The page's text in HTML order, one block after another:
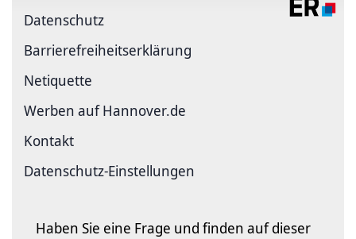
Datenschutz
Barriere­freiheits­erklärung
Netiquette
Werben auf Hannover.de
Kontakt
Datenschutz-Einstellungen
Haben Sie eine Frage und finden auf dieser